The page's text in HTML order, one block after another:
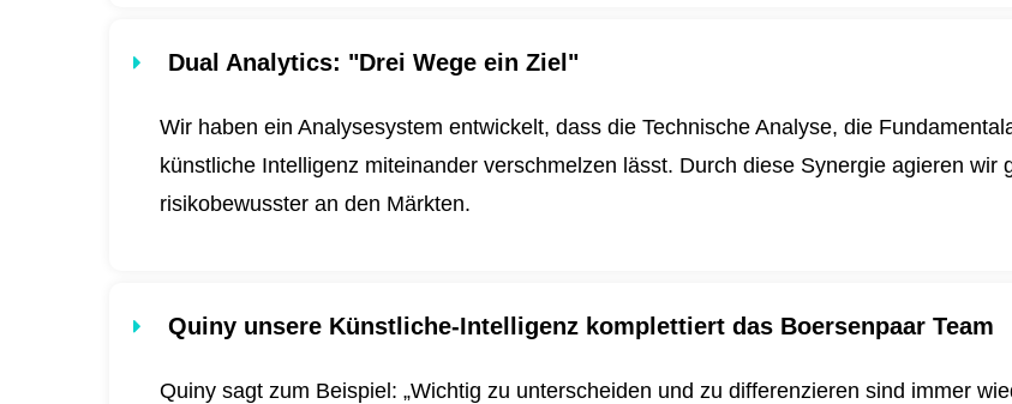
Dual Analytics: "Drei Wege ein Ziel"
Wir haben ein Analysesystem entwickelt, dass die Technische Analyse, die
künstliche Intelligenz miteinander verschmelzen lässt. Durch diese Synergie agieren wir
risikobewusster an den Märkten.
Quiny unsere Künstliche-Intelligenz komplettiert das Boersenpaar Team
Quiny sagt zum Beispiel: „Wichtig zu unterscheiden und zu differenzieren sind immer